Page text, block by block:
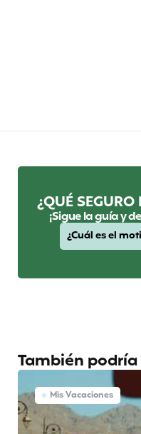
¿QUÉ SEGURO
¡Sigue la guía y
También
Mis Vacaciones